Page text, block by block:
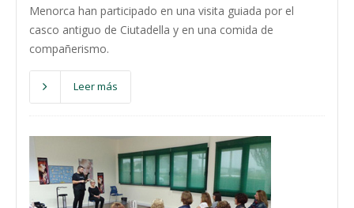
Menorca han participado en una visita guiada por el
casco antiguo de Ciutadella y en una comida de
compañerismo.
Leer más